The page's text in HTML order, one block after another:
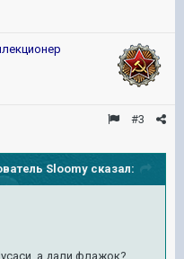
#3
Sloomy сказал:
а дали флажок?